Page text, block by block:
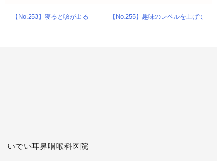
【No.253】寝ると咳が出る 【No.255】趣味のレベルを上げて
いでい耳鼻咽喉科医院